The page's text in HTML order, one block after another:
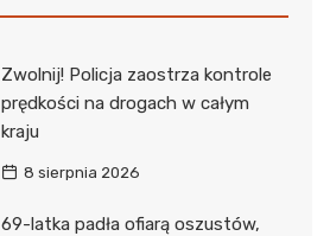
Zwolnij! Policja zaostrza kontrole
prędkości na drogach w całym
kraju
8 sierpnia 2026
69-latka padła ofiarą oszustów,